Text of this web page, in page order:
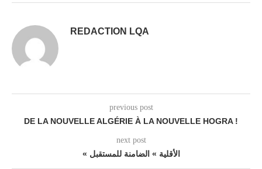
REDACTION LQA
previous post
DE LA NOUVELLE ALGÉRIE À LA NOUVELLE HOGRA !
next post
« الأقلية » الضامنة للمستقبل